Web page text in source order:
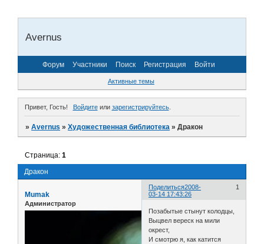
Avernus
Форум Участники Поиск Регистрация Войти
Активные темы
Привет, Гость! Войдитеили зарегистрируйтесь.
»Avernus »Художественная библиотека »Дракон
Дракон
Страница:1
Поделиться 1
2008-
03-14 17:43:26
Mumak
Администратор
Позабытые стынут колодцы,
Выцвел вереск на мили
окрест,
И смотрю я, как катится